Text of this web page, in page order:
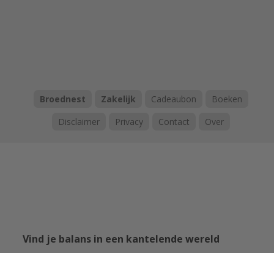
Broednest Zakelijk Cadeaubon
Boeken
Disclaimer
Privacy Contact Over
Vind je balans in een kantelende wereld